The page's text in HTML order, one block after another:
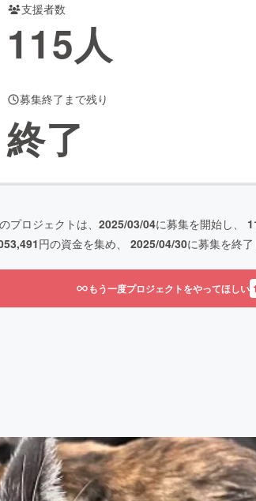
ヘルスケア
支援者数
115人
募集終了まで残り
終了
プロジェクトは、 2025/03/04に募集を開始し、
円の資金を集め、 2025/04/30に募集を終
もう一度プロジェクトをやってほしい